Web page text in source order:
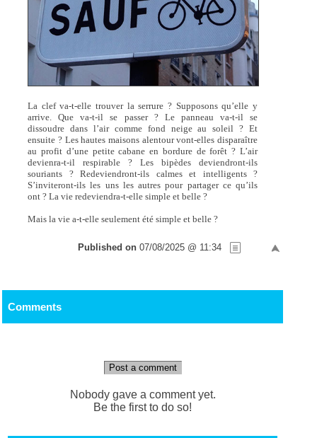
La clef va-t-elle trouver la serrure ? Supposons qu’elle y
arrive. Que va-t-il se passer ? Le panneau va-t-il se
dissoudre dans l’air comme fond neige au soleil ? Et
ensuite ? Les hautes maisons alentour vont-elles disparaître
au profit d’une petite cabane en bordure de forêt ? L’air
devienra-t-il respirable ? Les bipèdes deviendront-ils
souriants ? Redeviendront-ils calmes et intelligents ?
S’inviteront-ils les uns les autres pour partager ce qu’ils
ont ? La vie redeviendra-t-elle simple et belle ?
Mais la vie a-t-elle seulement été simple et belle ?
Published on 07/08/2025 @ 11:34
Comments
Post a comment
Nobody gave a comment yet.
Be the first to do so!